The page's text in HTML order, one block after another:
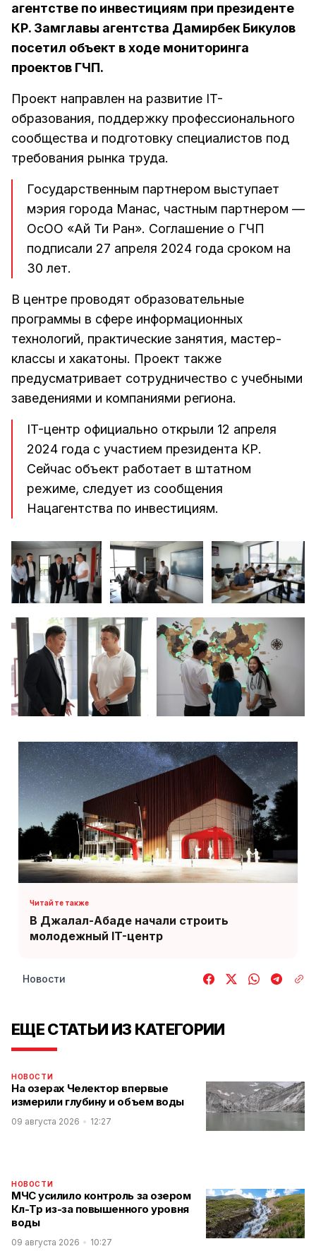
агентстве по инвестициям при президенте
КР. Замглавы агентства Дамирбек Бикулов
посетил объект в ходе мониторинга
проектов ГЧП.
Проект направлен на развитие IT-
образования, поддержку профессионального
сообщества и подготовку специалистов под
требования рынка труда.
Государственным партнером выступает
мэрия города Манас, частным партнером —
ОсОО «Ай Ти Ран». Соглашение о ГЧП
подписали 27 апреля 2024 года сроком на
30 лет.
В центре проводят образовательные
программы в сфере информационных
технологий, практические занятия, мастер-
классы и хакатоны. Проект также
предусматривает сотрудничество с учебными
заведениями и компаниями региона.
IT-центр официально открыли 12 апреля
2024 года с участием президента КР.
Сейчас объект работает в штатном
режиме, следует из сообщения
Нацагентства по инвестициям.
В Джалал-Абаде начали строить
молодежный IT-центр
Новости
ЕЩЕ СТАТЬИ ИЗ КАТЕГОРИИ
НОВОСТИ
На озерах Челектор впервые
измерили глубину и объем воды
09 августа 2026 12:27
НОВОСТИ
МЧС усилило контроль за озером
Көл-Төр из-за повышенного уровня
воды
09 августа 2026 10:27